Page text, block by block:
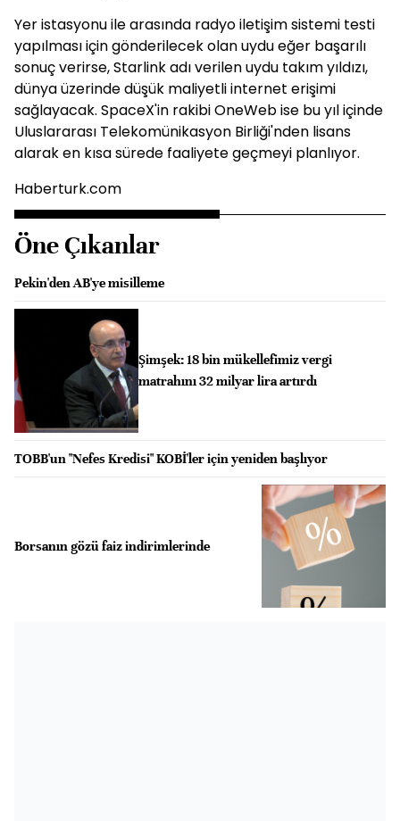
Yer istasyonu ile arasında radyo iletişim sistemi testi
yapılması için gönderilecek olan uydu eğer başarılı
sonuç verirse, Starlink adı verilen uydu takım yıldızı,
dünya üzerinde düşük maliyetli internet erişimi
sağlayacak. SpaceX'in rakibi OneWeb ise bu yıl içinde
Uluslararası Telekomünikasyon Birliği'nden lisans
alarak en kısa sürede faaliyete geçmeyi planlıyor.
Haberturk.com
Öne Çıkanlar
Pekin'den AB'ye misilleme
Şimşek: 18 bin mükellefimiz vergi
matrahını 32 milyar lira artırdı
TOBB'un "Nefes Kredisi" KOBİ'ler için yeniden başlıyor
Borsanın gözü faiz indirimlerinde